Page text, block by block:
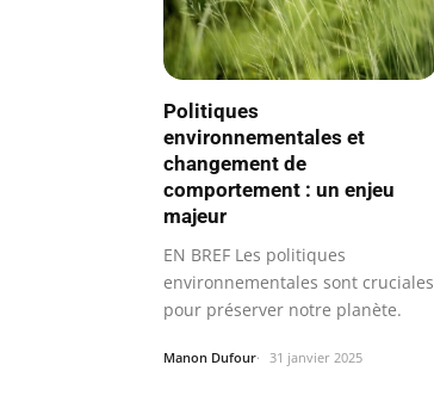
Politiques
environnementales et
changement de
comportement : un enjeu
majeur
EN BREF Les politiques
environnementales sont cruciales
pour préserver notre planète.
Manon Dufour 31 janvier 2025